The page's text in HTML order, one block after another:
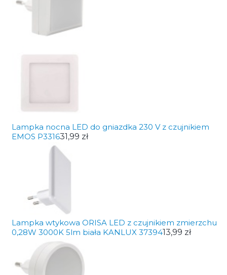
Lampka nocna LED do gniazdka 230 V z czujnikiem
EMOS P331631,99 zł
Lampka wtykowa ORISA LED z czujnikiem zmierzchu
0,28W 3000K 5lm biała KANLUX 3739413,99 zł